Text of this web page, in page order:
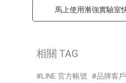
馬上使用漸強實驗室
相關 TAG
LINE 官方帳號
品牌客戶